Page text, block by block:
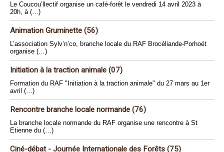
Le Coucou’llectif organise un café-forêt le vendredi 14 avril 2023 à
20h, à (…)
Animation Gruminette (56)
L’association Sylv’n’co, branche locale du RAF Brocéliande-Porhoët
organise (…)
Initiation à la traction animale (07)
Formation du RAF "Initiation à la traction animale" du 27 mars au 1er
avril (…)
Rencontre branche locale normande (76)
La branche locale normande du RAF organise une rencontre à St
Etienne du (…)
Ciné-débat - Journée Internationale des Forêts (75)